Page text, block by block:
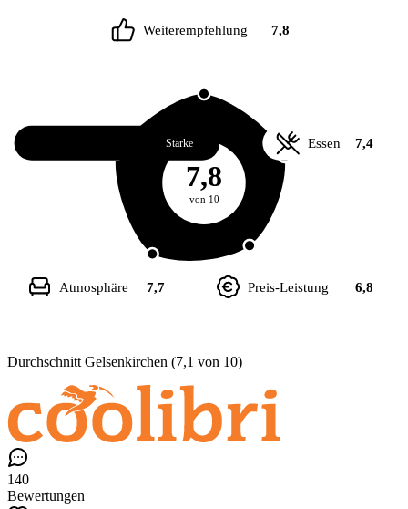
7,8
von 10
Weiterempfehlung 7,8
Essen 7,4
Preis-Leistung 6,8
Atmosphäre 7,7
Stärke
Durchschnitt Gelsenkirchen (7,1 von 10)
140
Bewertungen